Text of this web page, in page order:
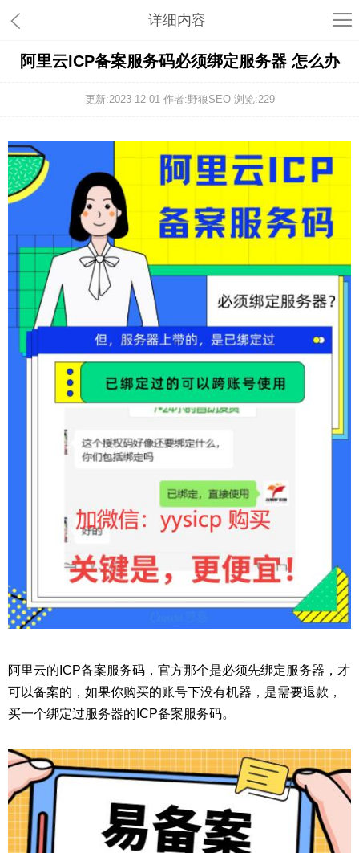
详细内容
阿里云ICP备案服务码必须绑定服务器 怎么办
更新:2023-12-01 作者:野狼SEO 浏览:229
阿里云的ICP备案服务码，官方那个是必须先绑定服务器，才
可以备案的，如果你购买的账号下没有机器，是需要退款，
买一个绑定过服务器的ICP备案服务码。